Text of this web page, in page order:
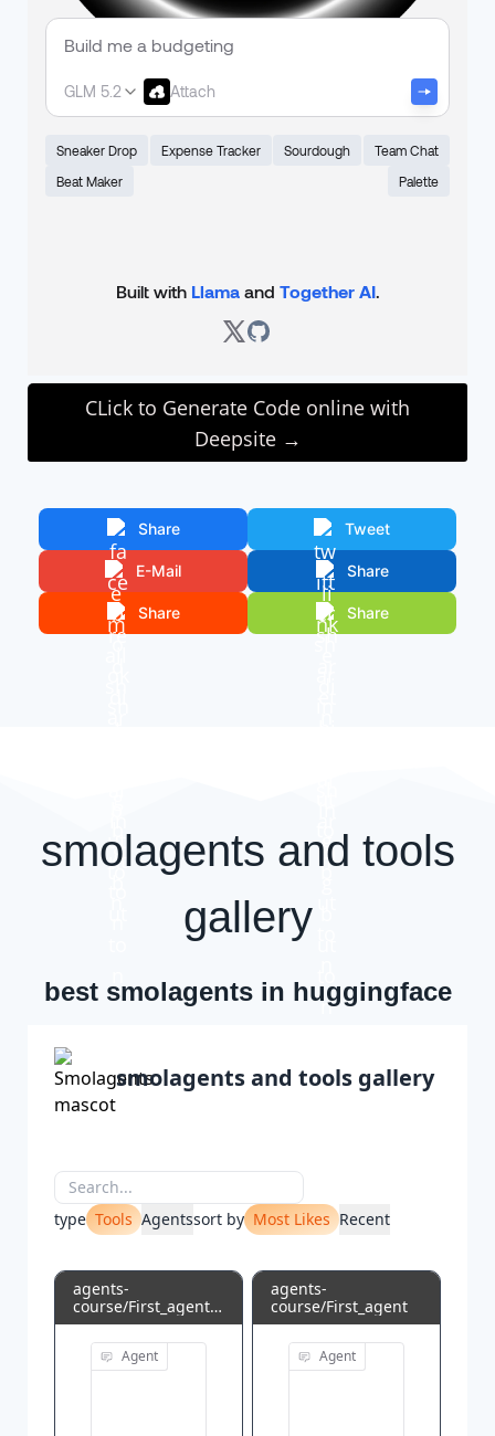
CLick to Generate Code online with
Deepsite →
Share Tweet
E-Mail Share
Share Share
smolagents and tools
gallery
best smolagents in huggingface